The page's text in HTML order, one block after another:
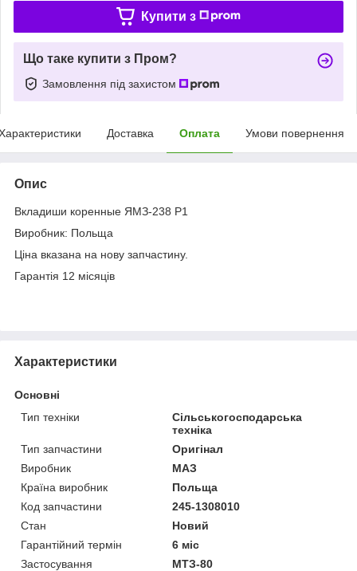
Купити з
Що таке купити з Пром?
Замовлення під захистом
Доставка Оплата Умови повернення
Опис
Вкладиши коренные ЯМЗ-238 Р1
Виробник: Польща
Ціна вказана на нову запчастину.
Гарантія 12 місяців
Характеристики
Основні
Тип техніки
Сільськогосподарська
техніка
Тип запчастини
Оригінал
Виробник
МАЗ
Країна виробник
Польща
Код запчастини
245-1308010
Стан
Новий
Гарантійний термін
6 міс
Застосування
МТЗ-80